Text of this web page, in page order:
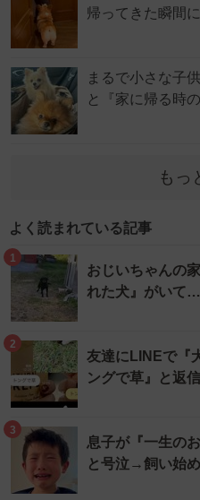
帰ってきた瞬間
まるで小さな子
と『家に帰る時
もっ
よく読まれている記事
1
おじいちゃんの
れた犬』がいて
2
友達にLINEで『
ングで草』と返
3
息子が『一生の
と号泣→飼い始